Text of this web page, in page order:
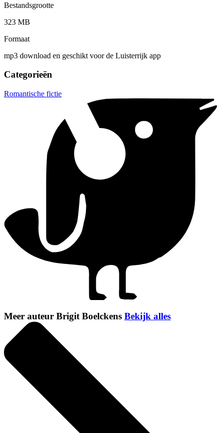
Bestandsgrootte
323 MB
Formaat
mp3 download en geschikt voor de Luisterrijk app
Categorieën
Romantische fictie
Meer auteur Brigit Boelckens Bekijk alles